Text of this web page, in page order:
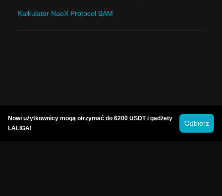
Kalkulator NaoX Protocol BAM
Nowi użytkownicy mogą otrzymać do 6200 USDT i gadżety
LALIGA!
Odbierz